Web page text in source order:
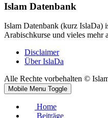
Islam Datenbank
Islam Datenbank (kurz IslaDa)
Arabischkurse und vieles mehr
Disclaimer
Über IslaDa
Alle Rechte vorbehalten ©
Mobile Menu Toggle
Home
Beiträge